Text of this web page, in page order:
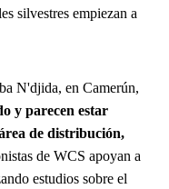
silvestres empiezan a
N'djida, en Camerún,
y parecen estar
de distribución,
de WCS apoyan a
estudios sobre el